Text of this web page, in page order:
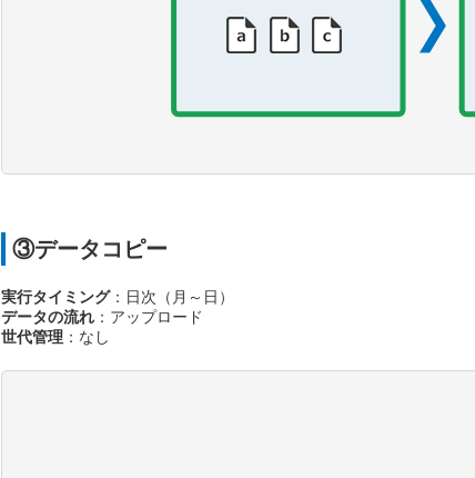
③データコピー
実行タイミング：日次（月～日）
データの流れ ：アップロード
世代管理 ：なし